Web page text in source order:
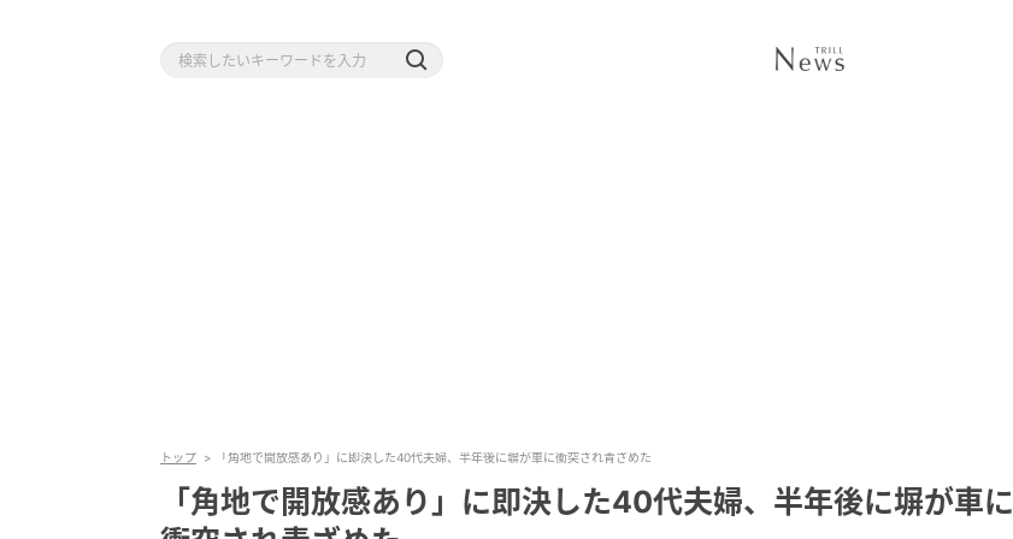
トップ 「角地で開放感あり」に即決した40代夫婦、半年後に塀が車に衝突され青ざめた
「角地で開放感あり」に即決した40代夫婦、半年後に塀が車に